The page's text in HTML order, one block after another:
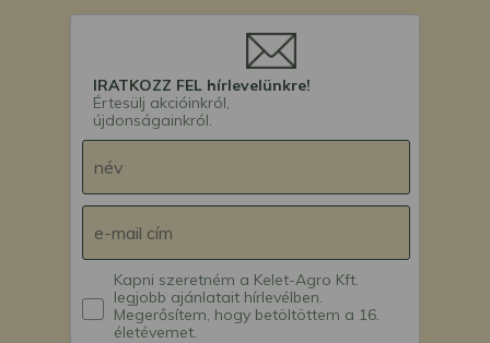
IRATKOZZ FEL hírlevelünkre!
Értesülj akcióinkról,
újdonságainkról.
Kapni szeretném a Kelet-Agro Kft.
legjobb ajánlatait hírlevélben.
Megerősítem, hogy betöltöttem a 16.
életévemet.